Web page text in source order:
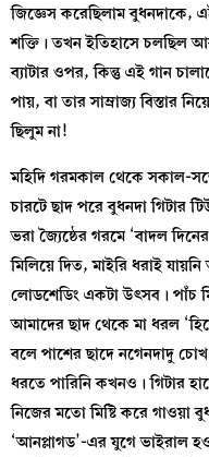
জিজ্ঞেস করেছিলাম বুধনদাকে,
শক্তি। তখন ইতিহাসে চলছিল
ব্যাটার ওপর, কিন্তু এই গান
পায়, বা তার সাম্রাজ্য বিস্তার
ছিলুম না!
মহিদি গরমকাল থেকে সকাল-
চারটে ছাদ পরে বুধনদা
ভরা জ্যৈষ্ঠের গরমে ‘বাদল
মিলিয়ে দিত, মাইরি ধরাই
লোডশেডিং একটা উৎসব। পাঁচ
আমাদের ছাদ থেকে মা ধরল
বলে পাশের ছাদে নগেনদাদু
ধরতে পারিনি কখনও। গিটার
নিজের মতো মিষ্টি করে
‘আনপ্লাগড’-এর যুগে ভাইরাল